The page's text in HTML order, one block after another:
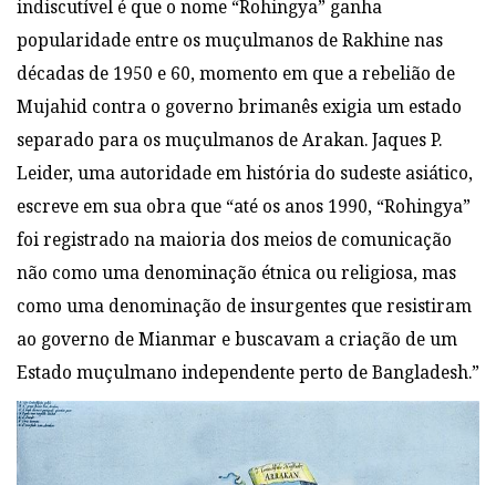
indiscutível é que o nome “Rohingya” ganha
popularidade entre os muçulmanos de Rakhine nas
décadas de 1950 e 60, momento em que a rebelião de
Mujahid contra o governo brimanês exigia um estado
separado para os muçulmanos de Arakan. Jaques P.
Leider, uma autoridade em história do sudeste asiático,
escreve em sua obra que “até os anos 1990, “Rohingya”
foi registrado na maioria dos meios de comunicação
não como uma denominação étnica ou religiosa, mas
como uma denominação de insurgentes que resistiram
ao governo de Mianmar e buscavam a criação de um
Estado muçulmano independente perto de Bangladesh.”